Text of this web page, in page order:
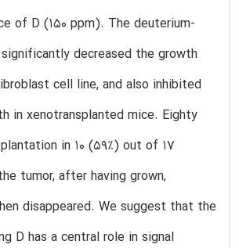
of D (150 ppm). The deuterium-
decreased the growth
cell line, and also inhibited
in xenotransplanted mice. Eighty
in 10 (59%) out of 17
tumor, after having grown,
disappeared. We suggest that the
D has a central role in signal